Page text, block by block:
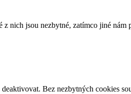
nich jsou nezbytné, zatímco jiné
Bez nezbytných cookies